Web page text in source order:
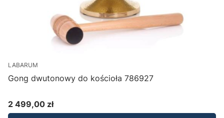
LABARUM
Gong dwutonowy do kościoła 786927
Cena
2 499,00 zł